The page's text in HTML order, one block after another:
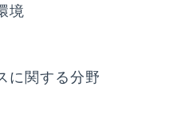
境
に関する分野